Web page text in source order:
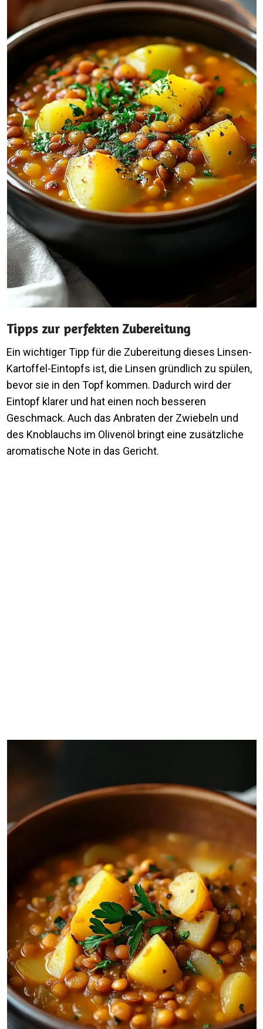
Tipps zur perfekten Zubereitung
Ein wichtiger Tipp für die Zubereitung dieses Linsen-
Kartoffel-Eintopfs ist, die Linsen gründlich zu spülen,
bevor sie in den Topf kommen. Dadurch wird der
Eintopf klarer und hat einen noch besseren
Geschmack. Auch das Anbraten der Zwiebeln und
des Knoblauchs im Olivenöl bringt eine zusätzliche
aromatische Note in das Gericht.